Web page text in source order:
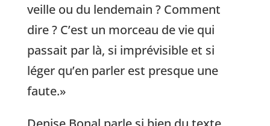
veille ou du lendemain ? Comment
dire ? C’est un morceau de vie qui
passait par là, si imprévisible et si
léger qu’en parler est presque une
faute.»